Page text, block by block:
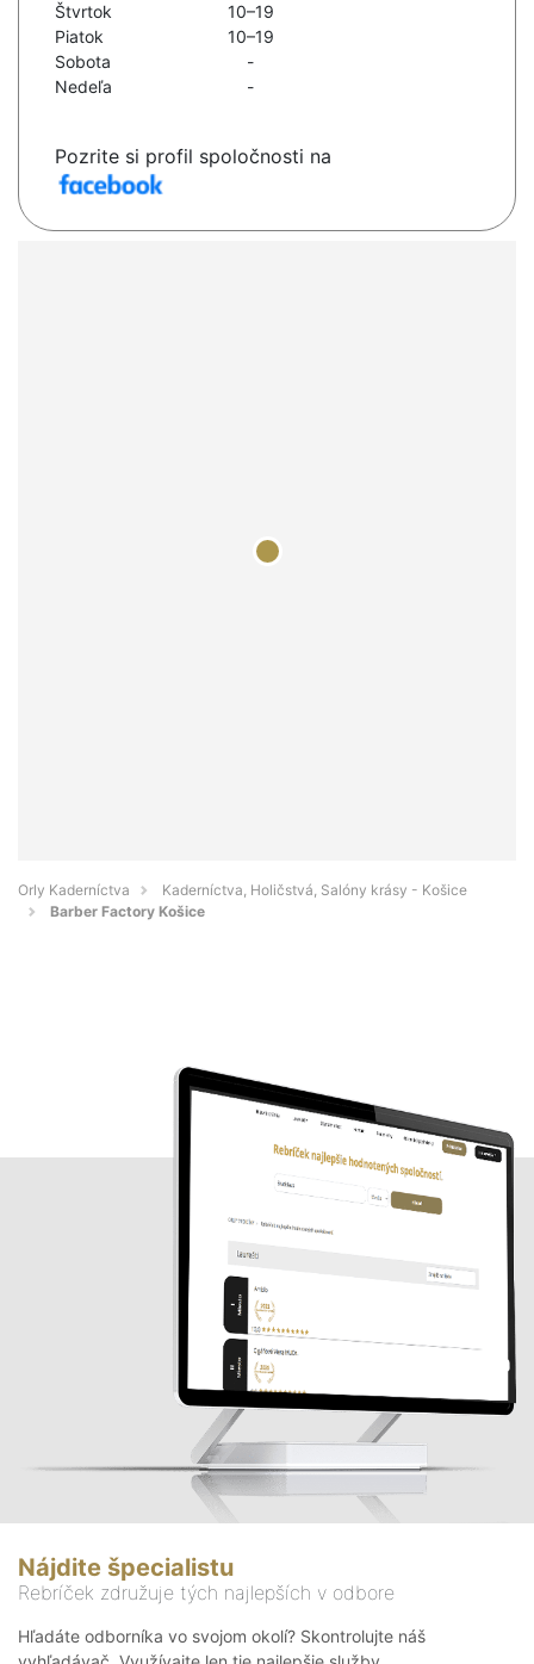
Štvrtok
10–19
Piatok
10–19
Sobota
-
Nedeľa
-
Pozrite si profil spoločnosti na
Orly Kaderníctva
Kaderníctva, Holičstvá, Salóny krásy - Košice
Barber Factory Košice
Nájdite špecialistu
Rebríček združuje tých najlepších v odbore
Hľadáte odborníka vo svojom okolí? Skontrolujte náš